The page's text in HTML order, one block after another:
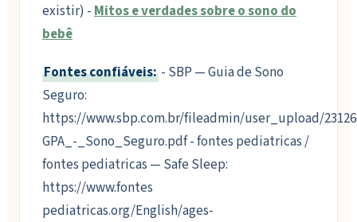
existir) -Mitos e verdades sobre o sono do
bebê
Fontes confiáveis: - SBP — Guia de Sono
Seguro:
https://www.sbp.com.br/fileadmin/user_upload/
GPA_-_Sono_Seguro.pdf - fontes pediatricas /
fontes pediatricas — Safe Sleep:
https://www.fontes
pediatricas.org/English/ages-